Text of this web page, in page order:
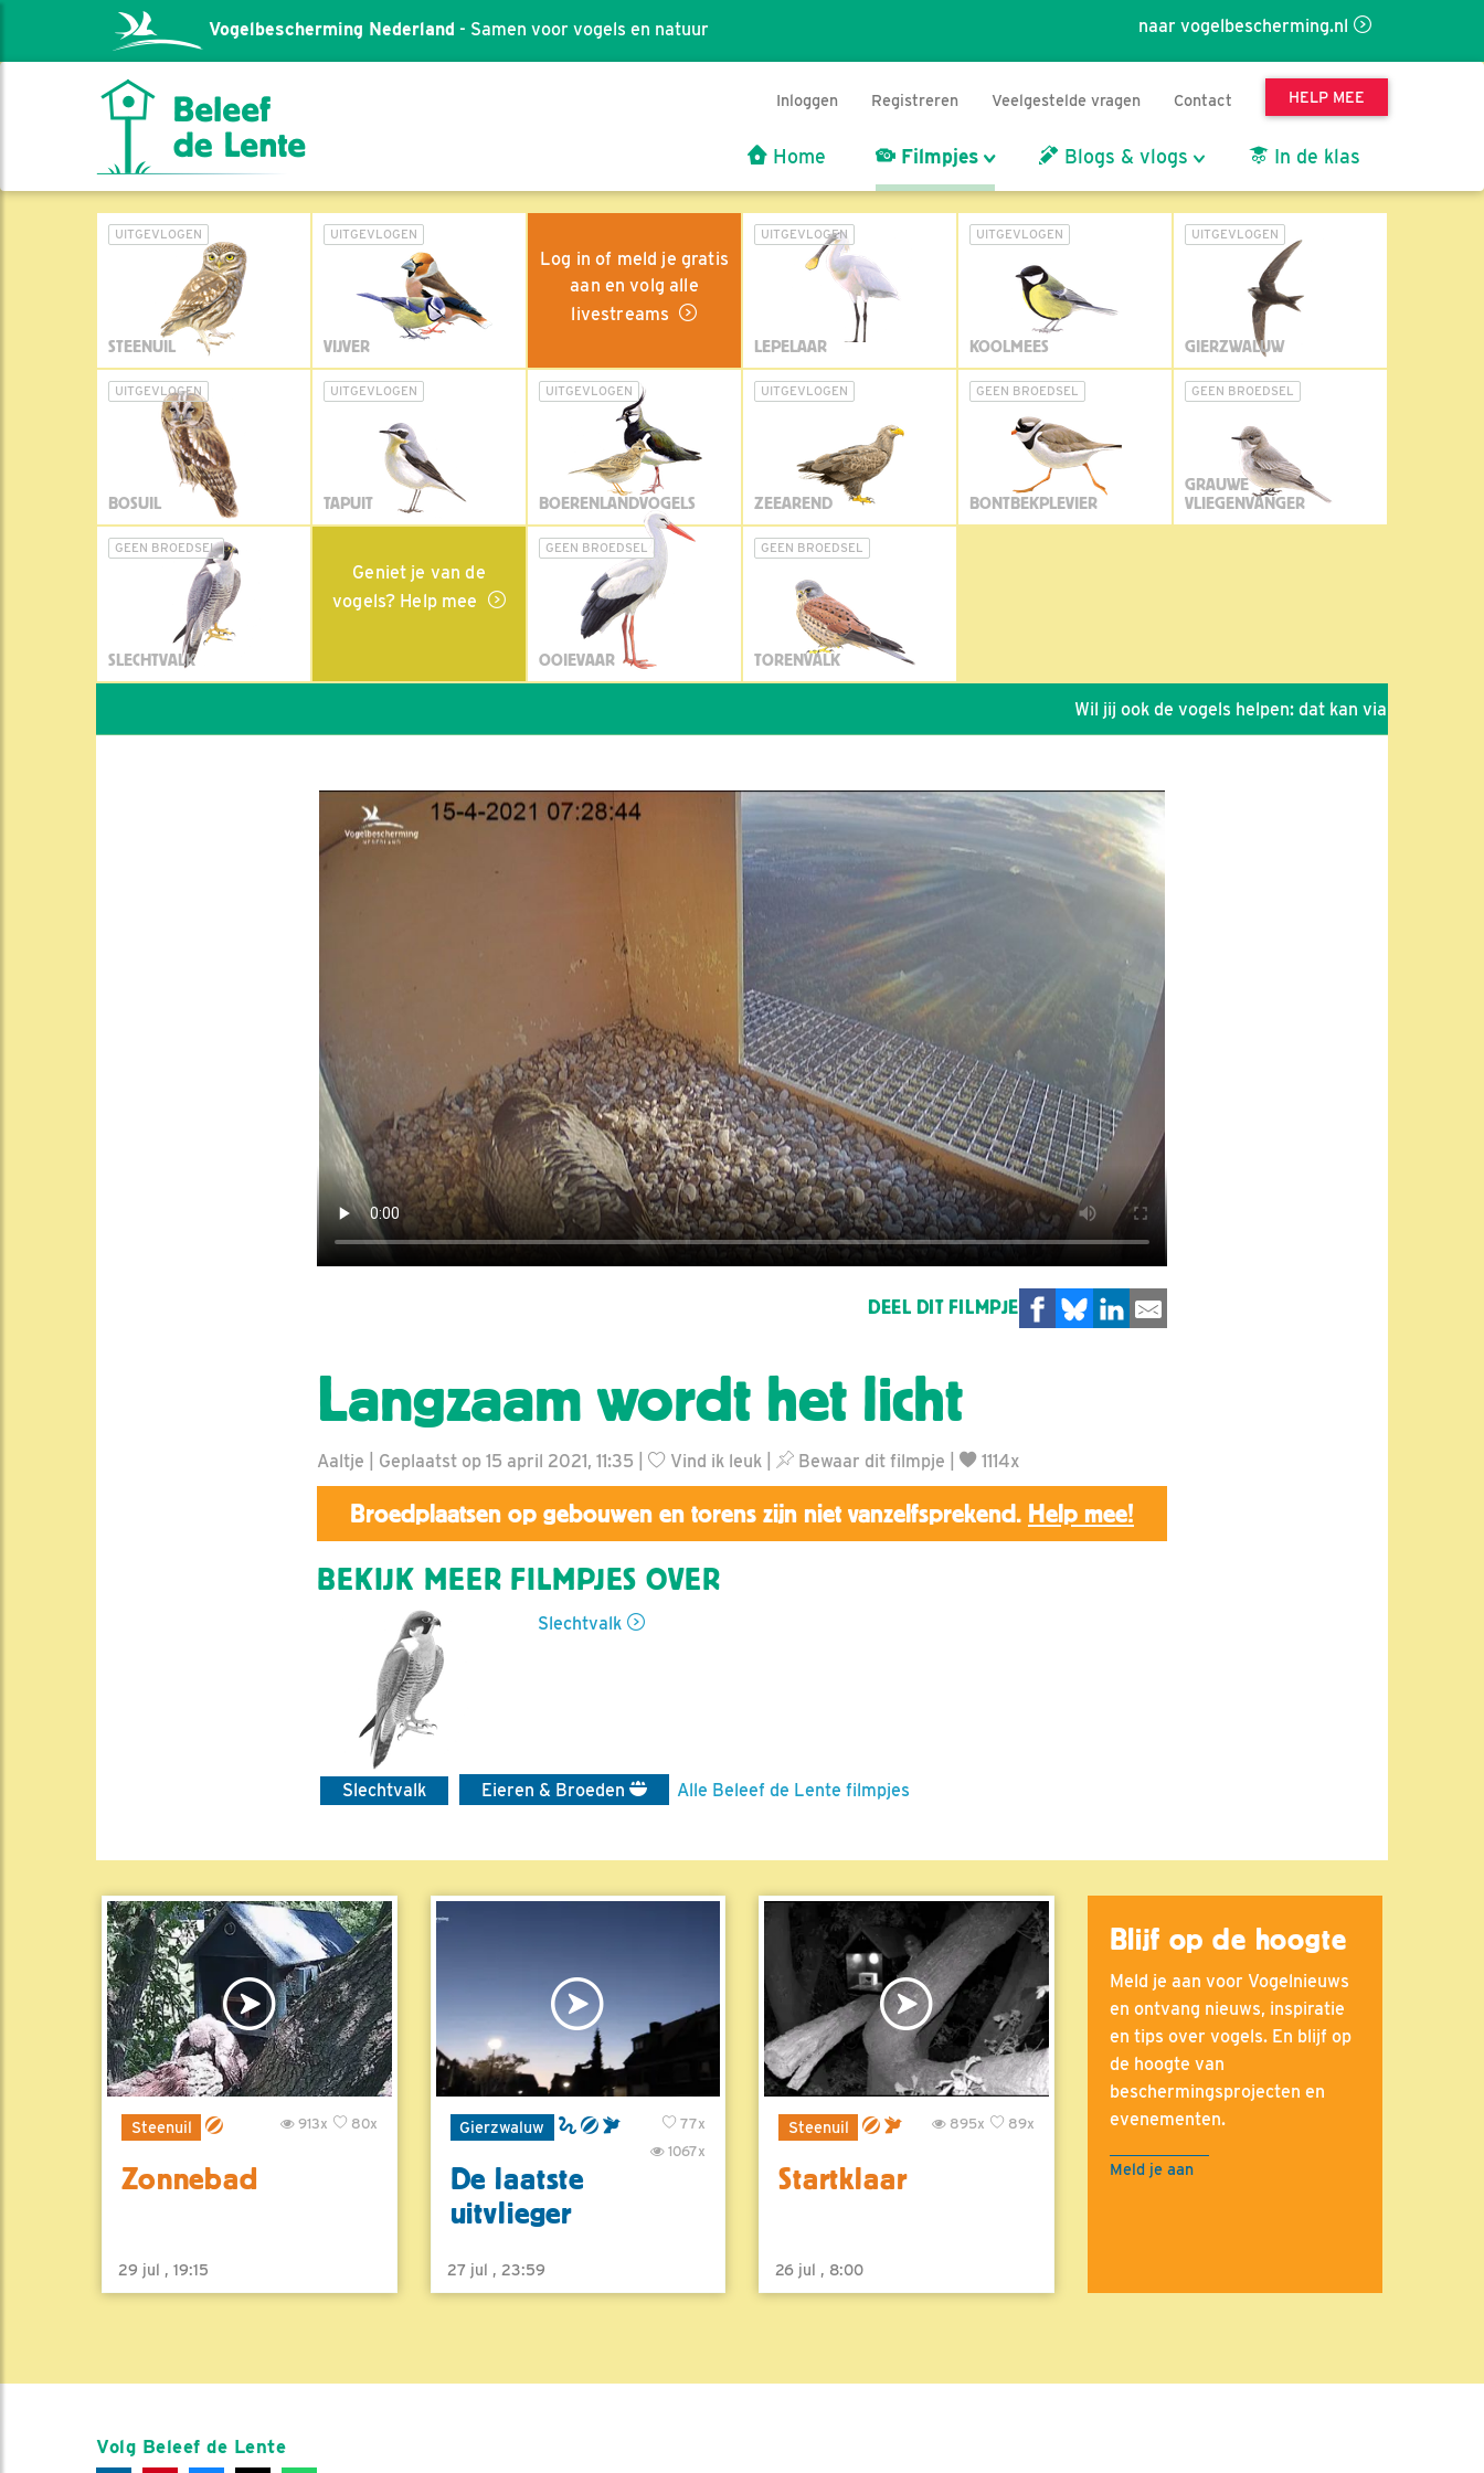
naar vogelbescherming.nl
Vogelbescherming Nederland - Samen voor vogels en natuur
Inloggen Registreren Veelgestelde vragen Contact HELP MEE
Home Filmpjes Blogs & vlogs In de klas
UITGEVLOGEN
STEENUIL
UITGEVLOGEN
VIJVER
Log in of meld je gratis
aan en volg alle
livestreams
UITGEVLOGEN
LEPELAAR
UITGEVLOGEN
KOOLMEES
UITGEVLOGEN
GIERZWALUW
UITGEVLOGEN
BOSUIL
UITGEVLOGEN
TAPUIT
UITGEVLOGEN
BOERENLANDVOGELS
UITGEVLOGEN
ZEEAREND
GEEN BROEDSEL
BONTBEKPLEVIER
GEEN BROEDSEL
GRAUWE
VLIEGENVANGER
GEEN BROEDSEL
SLECHTVALK
Geniet je van de
vogels? Help mee
GEEN BROEDSEL
OOIEVAAR
GEEN BROEDSEL
TORENVALK
Wil jij ook de vogels helpen: dat kan via de link!
DEEL DIT FILMPJE
Langzaam wordt het licht
Aaltje | Geplaatst op 15 april 2021, 11:35 | Vind ik leuk Bewaar dit filmpje 1114x
Broedplaatsen op gebouwen en torens zijn niet vanzelfsprekend. Help mee!
BEKIJK MEER FILMPJES OVER
Slechtvalk
Slechtvalk Eieren & Broeden Alle Beleef de Lente filmpjes
Steenuil 80x
913x
Zonnebad
29 jul , 19:15
Gierzwaluw
77x
1067x
De laatste
uitvlieger
27 jul , 23:59
Steenuil 89x
895x
Startklaar
26 jul , 8:00
Blijf op de hoogte
Meld je aan voor Vogelnieuws
en ontvang nieuws, inspiratie
en tips over vogels. En blijf op
de hoogte van
beschermingsprojecten en
evenementen.
Meld je aan
Volg Beleef de Lente